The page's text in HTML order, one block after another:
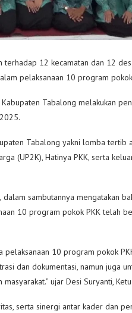
12 kecamatan dan 12
pelaksanaan 10 program
Tabalong melakukan
Tabalong yakni lomba tertib
(UP2K), Hatinya PKK, serta
sambutannya mengatakan
10 program pokok PKK telah
pelaksanaan 10 program pokok
dan dokumentasi, namun juga
ujar Desi Suryanti,
serta sinergi antar kader dan